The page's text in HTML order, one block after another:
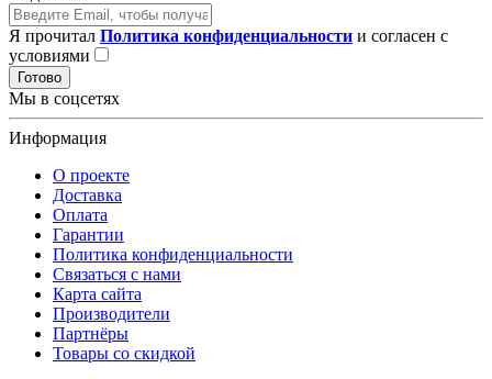
Я прочитал Политика конфиденциальности и согласен с
условиями
Готово
Мы в соцсетях
Информация
О проекте
Доставка
Оплата
Гарантии
Политика конфиденциальности
Связаться с нами
Карта сайта
Производители
Партнёры
Товары со скидкой